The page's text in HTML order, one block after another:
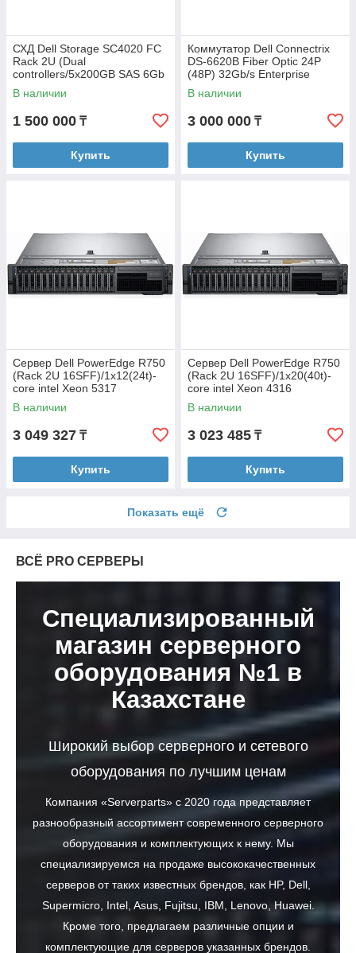
СХД Dell Storage SC4020 FC
Rack 2U (Dual
controllers/5x200GB SAS 6Gb
2.5" Write Intensive
SSD/8x8Gb FC/Used
В наличии
1 500 000 ₸
Купить
Коммутатор Dell Connectrix
DS-6620B Fiber Optic 24P
(48P) 32Gb/s Enterprise
Network Switch
В наличии
3 000 000 ₸
Купить
Сервер Dell PowerEdge R750
(Rack 2U 16SFF)/1x12(24t)-
core intel Xeon 5317
(3GHz)/64GB
RDIMM/1x480GB SSD
В наличии
3 049 327 ₸
Купить
Сервер Dell PowerEdge R750
(Rack 2U 16SFF)/1x20(40t)-
core intel Xeon 4316
(2.3GHz)/64GB
RDIMM/1x480GB SSD
В наличии
3 023 485 ₸
Купить
Показать ещё
ВСЁ PRO СЕРВЕРЫ
Специализированный
магазин серверного
оборудования №1 в
Казахстане
Широкий выбор серверного и сетевого
оборудования по лучшим ценам
Компания «Serverparts» с 2020 года представляет
разнообразный ассортимент современного серверного
оборудования и комплектующих к нему. Мы
специализируемся на продаже высококачественных
серверов от таких известных брендов, как HP, Dell,
Supermicro, Intel, Asus, Fujitsu, IBM, Lenovo, Huawei.
Кроме того, предлагаем различные опции и
комплектующие для серверов указанных брендов.